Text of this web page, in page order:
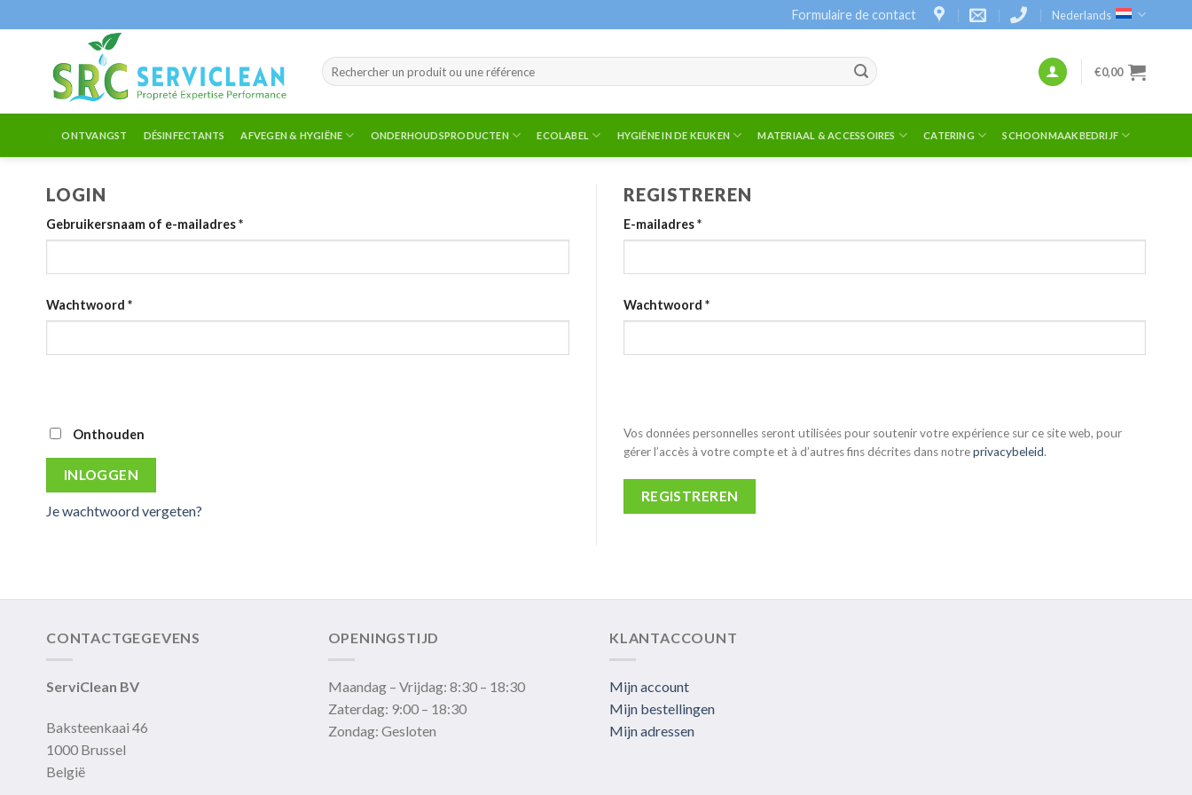
inhoud
Formulaire de contact Nederlands
Zoeken
naar:
€0,00
ONTVANGST DÉSINFECTANTS AFVEGEN & HYGIËNE ONDERHOUDSPRODUCTEN ECOLABEL HYGIËNE IN DE KEUKEN MATERIAAL & ACCESSOIRES CATERING SCHOONMAAKBEDRIJF
LOGIN
Gebruikersnaam of e-mailadres*
Wachtwoord *
Onthouden
INLOGGEN
Je wachtwoord vergeten?
REGISTREREN
E-mailadres*
Wachtwoord *
Vos données personnelles seront utilisées pour soutenir votre expérience sur ce site web, pour
gérer l’accès à votre compte et à d’autres fins décrites dans notreprivacybeleid.
REGISTREREN
CONTACTGEGEVENS
ServiClean BV
Baksteenkaai 46
1000 Brussel
België
OPENINGSTIJD
Maandag – Vrijdag: 8:30 – 18:30
Zaterdag: 9:00 – 18:30
Zondag: Gesloten
KLANTACCOUNT
Mijn account
Mijn bestellingen
Mijn adressen